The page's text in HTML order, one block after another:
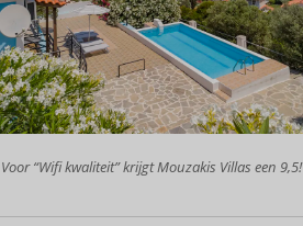
Voor “Wifi kwaliteit” krijgt Mouzakis Villas een 9,5!